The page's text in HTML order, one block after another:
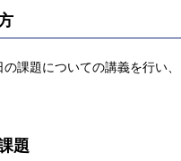
の課題についての講義を行い
題